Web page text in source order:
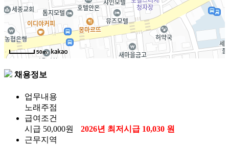
50m
채용정보
업무내용
노래주점
급여조건
시급 50,000원
2026년 최저시급 10,030 원
근무지역